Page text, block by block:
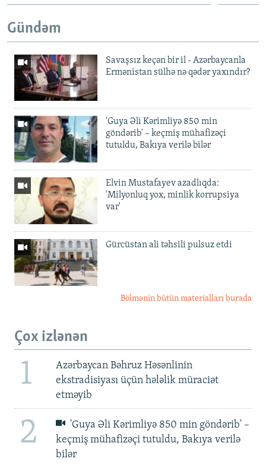
Gündəm
Savaşsız keçən bir il - Azərbaycanla
Ermənistan sülhə nə qədər yaxındır?
'Guya Əli Kərimliyə 850 min
göndərib' – keçmiş mühafizəçi
tutuldu, Bakıya verilə bilər
Elvin Mustafayev azadlıqda:
'Milyonluq yox, minlik korrupsiya
var'
Gürcüstan ali təhsili pulsuz etdi
Bölmənin bütün materialları burada
Çox izlənən
1
Azərbaycan Bəhruz Həsənlinin
ekstradisiyası üçün hələlik müraciət
etməyib
2
'Guya Əli Kərimliyə 850 min göndərib' –
keçmiş mühafizəçi tutuldu, Bakıya verilə
bilər